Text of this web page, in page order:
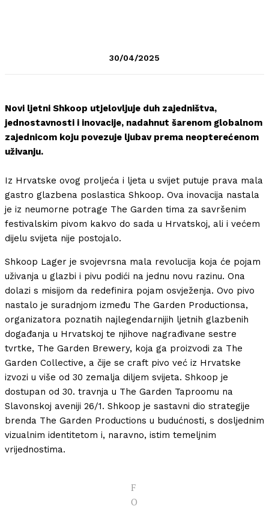
30/04/2025
Novi ljetni Shkoop utjelovljuje duh zajedništva,
jednostavnosti i inovacije, nadahnut šarenom globalnom
zajednicom koju povezuje ljubav prema neopterećenom
uživanju.
Iz Hrvatske ovog proljeća i ljeta u svijet putuje prava mala
gastro glazbena poslastica Shkoop. Ova inovacija nastala
je iz neumorne potrage The Garden tima za savršenim
festivalskim pivom kakvo do sada u Hrvatskoj, ali i većem
dijelu svijeta nije postojalo.
Shkoop Lager je svojevrsna mala revolucija koja će pojam
uživanja u glazbi i pivu podići na jednu novu razinu. Ona
dolazi s misijom da redefinira pojam osvježenja. Ovo pivo
nastalo je suradnjom između The Garden Productionsa,
organizatora poznatih najlegendarnijih ljetnih glazbenih
događanja u Hrvatskoj te njihove nagrađivane sestre
tvrtke, The Garden Brewery, koja ga proizvodi za The
Garden Collective, a čije se craft pivo već iz Hrvatske
izvozi u više od 30 zemalja diljem svijeta. Shkoop je
dostupan od 30. travnja u The Garden Taproomu na
Slavonskoj aveniji 26/1. Shkoop je sastavni dio strategije
brenda The Garden Productions u budućnosti, s dosljednim
vizualnim identitetom i, naravno, istim temeljnim
vrijednostima.
F
O